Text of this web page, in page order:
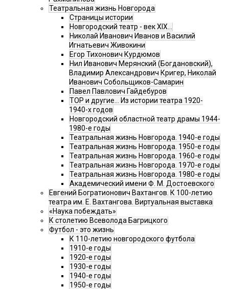
Театральная жизнь Новгорода
Страницы истории
Новгородский театр - век XIX…
Николай Иванович Иванов и Василий
Игнатьевич Живокини
Егор Тихонович Курдюмов
Нил Иванович Мерянский (Богдановский),
Владимир Александрович Кригер, Николай
Иванович Собольщиков-Самарин
Павел Павлович Гайдебуров
ТОР и другие… Из истории театра 1920-
1940-х годов
Новгородский областной театр драмы 1944-
1980-е годы
Театральная жизнь Новгорода. 1940-е годы
Театральная жизнь Новгорода. 1950-е годы
Театральная жизнь Новгорода. 1960-е годы
Театральная жизнь Новгорода. 1970-е годы
Театральная жизнь Новгорода. 1980-е годы
Академический имени Ф. М. Достоевского
Евгений Богратионович Вахтангов. К 100-летию
театра им. Е. Вахтангова. Виртуальная выставка
«Наука побеждать»
К столетию Всеволода Багрицкого
Футбол - это жизнь
К 110-летию новгородского футбола
1910-е годы
1920-е годы
1930-е годы
1940-е годы
1950-е годы